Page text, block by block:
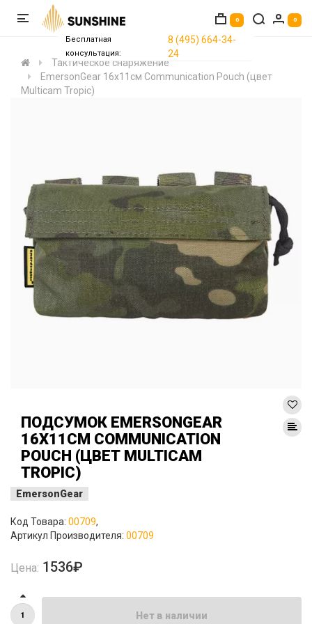
0 0
Бесплатная
консультация:
8 (495) 664-34-
24
Тактическое снаряжение
EmersonGear 16x11см Communication Pouch (цвет
Multicam Tropic)
ПОДСУМОК EMERSONGEAR
16X11СМ COMMUNICATION
POUCH (ЦВЕТ MULTICAM
TROPIC)
EmersonGear
Код Товара: 00709,
Артикул Производителя: 00709
Цена: 1536₽
Нет в наличии